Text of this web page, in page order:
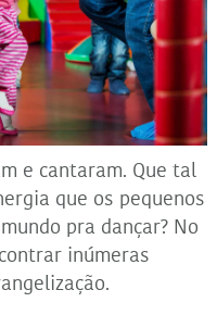
e cantaram. Que tal
que os pequenos
pra dançar? No
inúmeras